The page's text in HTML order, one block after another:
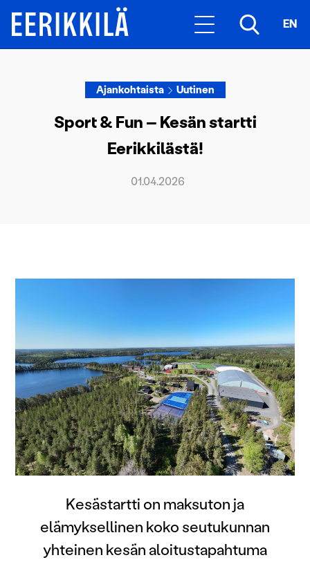
EN
Ajankohtaista Uutinen
Sport & Fun – Kesän startti
Eerikkilästä!
01.04.2026
Kesästartti on maksuton ja
elämyksellinen koko seutukunnan
yhteinen kesän aloitustapahtuma